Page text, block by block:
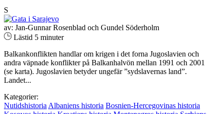
S
av: Jan-Gunnar Rosenblad och Gundel Söderholm
Lästid 5 minuter
Balkankonflikten handlar om krigen i det forna Jugoslavien och
andra väpnade konflikter på Balkanhalvön mellan 1991 och 2001
(se karta). Jugoslavien betyder ungefär ”sydslavernas land”.
Landet...
Kategorier:
Nutidshistoria Albaniens historia Bosnien-Hercegovinas historia